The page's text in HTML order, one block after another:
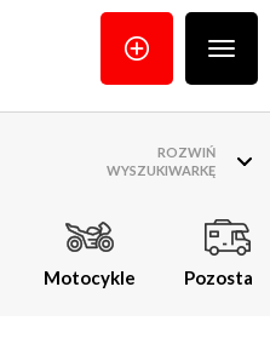
menu
Motocykle Pozostałe
ROZWIŃ
WYSZUKIWARKĘ